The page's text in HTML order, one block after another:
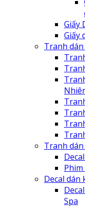
Giấy
Giấy
Tranh
Tranh
Decal dán
Spa